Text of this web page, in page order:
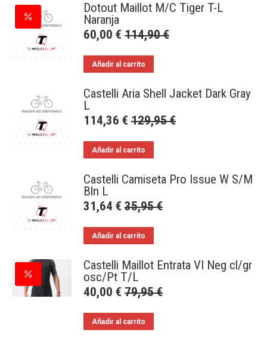
Dotout Maillot M/C Tiger T-L
Naranja
60,00 € 114,90€
Añadir al carrito
Castelli Aria Shell Jacket Dark Gray
L
114,36 € 129,95€
Añadir al carrito
Castelli Camiseta Pro Issue W S/M
Bln L
31,64 € 35,95€
Añadir al carrito
Castelli Maillot Entrata VI Neg cl/gr
osc/Pt T/L
40,00 € 79,95€
Añadir al carrito